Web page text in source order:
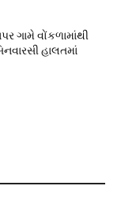
ગામે વોંકળામાંથી
હાલતમાં